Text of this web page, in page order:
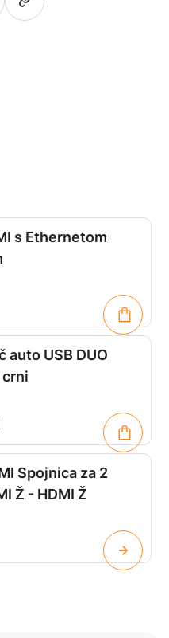
s Ethernetom
auto USB DUO
crni
Spojnica za 2
Ž - HDMI Ž